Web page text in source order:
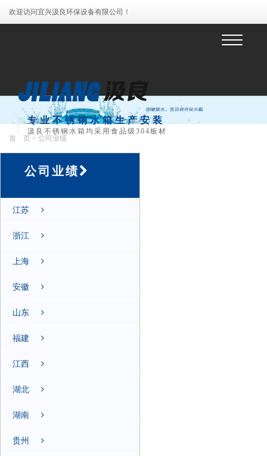
欢迎访问宜兴汲良环保设备有限公司！
菜
专业不锈钢水箱生产安装
汲良不锈钢水箱均采用食品级304板材
首 页 > 公司业绩
公司业绩
江苏
浙江
上海
安徽
山东
福建
江西
湖北
湖南
贵州